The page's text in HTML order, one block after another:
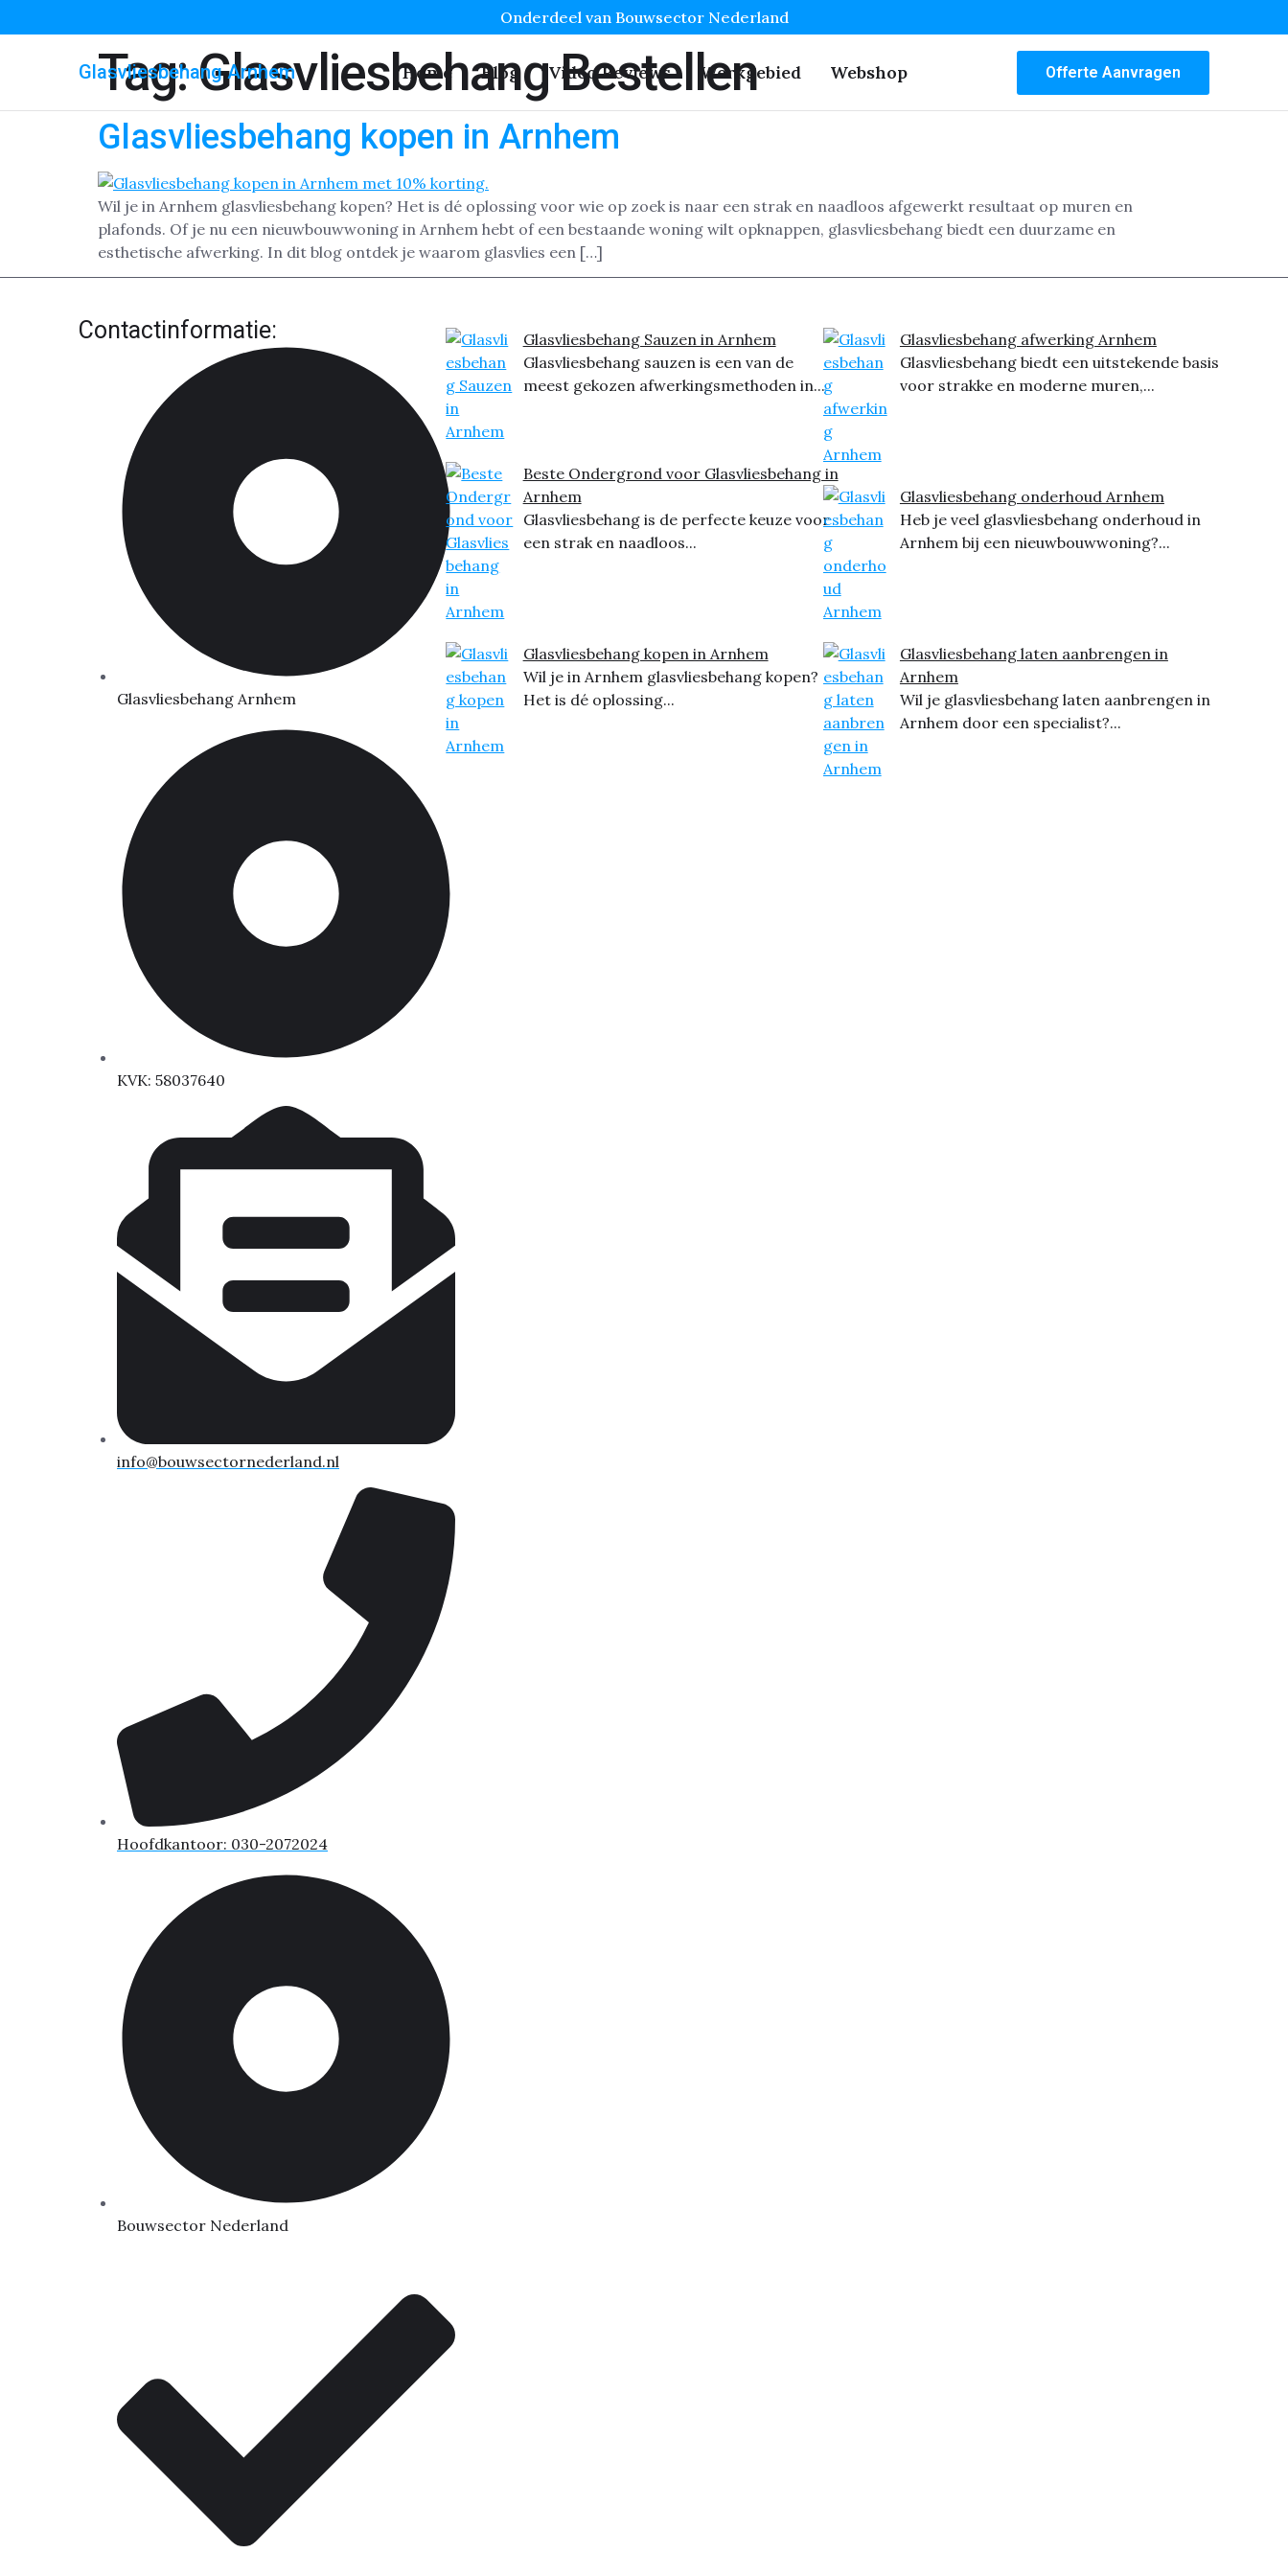
Onderdeel van Bouwsector Nederland
Glasvliesbehang Arnhem Home Blog Video Reviews Werkgebied Webshop Offerte Aanvragen
Tag:Glasvliesbehang Bestellen
Glasvliesbehang kopen in Arnhem
Wil je in Arnhem glasvliesbehang kopen? Het is dé oplossing voor wie op zoek is naar een strak en naadloos afgewerkt resultaat op muren en
plafonds. Of je nu een nieuwbouwwoning in Arnhem hebt of een bestaande woning wilt opknappen, glasvliesbehang biedt een duurzame en
esthetische afwerking. In dit blog ontdek je waarom glasvlies een […]
Contactinformatie:
Glasvliesbehang Arnhem
KVK: 58037640
info@bouwsectornederland.nl
Hoofdkantoor: 030-2072024
Bouwsector Nederland
Glasvliesbehang Sauzen in Arnhem
Glasvliesbehang sauzen is een van de
meest gekozen afwerkingsmethoden in...
Beste Ondergrond voor Glasvliesbehang in
Arnhem
Glasvliesbehang is de perfecte keuze voor
een strak en naadloos...
Glasvliesbehang kopen in Arnhem
Wil je in Arnhem glasvliesbehang kopen?
Het is dé oplossing...
Glasvliesbehang afwerking Arnhem
Glasvliesbehang biedt een uitstekende basis
voor strakke en moderne muren,...
Glasvliesbehang onderhoud Arnhem
Heb je veel glasvliesbehang onderhoud in
Arnhem bij een nieuwbouwwoning?...
Glasvliesbehang laten aanbrengen in
Arnhem
Wil je glasvliesbehang laten aanbrengen in
Arnhem door een specialist?...